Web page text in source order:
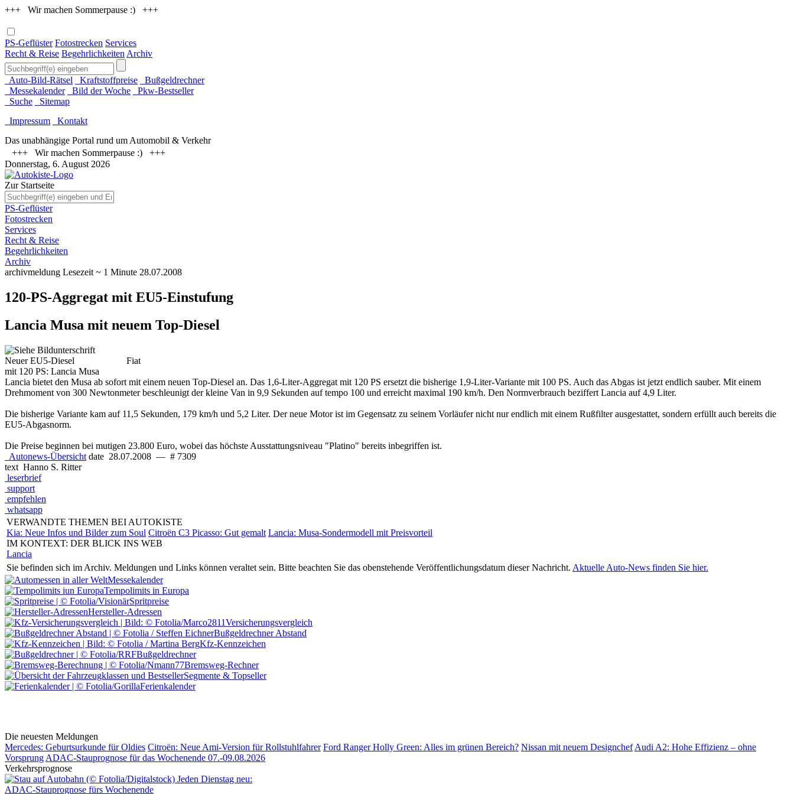
+++ Wir machen Sommerpause :) +++
PS-Geflüster Fotostrecken Services
Recht & Reise Begehrlichkeiten Archiv
Auto-Bild-Rätsel Kraftstoffpreise
Bußgeldrechner
Messekalender
Bild der Woche
Pkw-Bestseller
Suche
Sitemap
Impressum
Kontakt
Das unabhängige Portal rund um Automobil & Verkehr
+++ Wir machen Sommerpause :) +++
Donnerstag, 6. August 2026
Zur Startseite
PS-Geflüster
Fotostrecken
Services
Recht & Reise
Begehrlichkeiten
Archiv
archivmeldung Lesezeit ~ 1 Minute 28.07.2008
120-PS-Aggregat mit EU5-Einstufung
Lancia Musa mit neuem Top-Diesel
Neuer EU5-Diesel
Fiat
mit 120 PS: Lancia Musa
Lancia bietet den Musa ab sofort mit einem neuen Top-Diesel an. Das 1,6-Liter-Aggregat mit 120 PS ersetzt die bisherige 1,9-Liter-Variante mit 100 PS. Auch das Abgas ist jetzt endlich sauber. Mit einem
Drehmoment von 300 Newtonmeter beschleunigt der kleine Van in 9,9 Sekunden auf tempo 100 und erreicht maximal 190 km/h. Den Normverbrauch beziffert Lancia auf 4,9 Liter.
Die bisherige Variante kam auf 11,5 Sekunden, 179 km/h und 5,2 Liter. Der neue Motor ist im Gegensatz zu seinem Vorläufer nicht nur endlich mit einem Rußfilter ausgestattet, sondern erfüllt auch bereits die
EU5-Abgasnorm.
Die Preise beginnen bei mutigen 23.800 Euro, wobei das höchste Ausstattungsniveau "Platino" bereits inbegriffen ist.
Autonews-Übersicht date 28.07.2008 — # 7309
text Hanno S. Ritter
leserbrief
support
empfehlen
whatsapp
VERWANDTE THEMEN BEI AUTOKISTE
Kia: Neue Infos und Bilder zum Soul Citroën C3 Picasso: Gut gemalt Lancia: Musa-Sondermodell mit Preisvorteil
IM KONTEXT: DER BLICK INS WEB
Lancia
Sie befinden sich im Archiv. Meldungen und Links können veraltet sein. Bitte beachten Sie das obenstehende Veröffentlichungsdatum dieser Nachricht. Aktuelle Auto-News finden Sie hier.
Messekalender
Tempolimits in Europa
Spritpreise
Hersteller-Adressen
Versicherungsvergleich
Bußgeldrechner Abstand
Kfz-Kennzeichen
Bußgeldrechner
Bremsweg-Rechner
Segmente & Topseller
Ferienkalender
Die neuesten Meldungen
Mercedes: Geburtsurkunde für Oldies Citroën: Neue Ami-Version für Rollstuhlfahrer Ford Ranger Holly Green: Alles im grünen Bereich? Nissan mit neuem Designchef Audi A2: Hohe Effizienz – ohne
Vorsprung ADAC-Stauprognose für das Wochenende 07.-09.08.2026
Verkehrsprognose
Jeden Dienstag neu:
ADAC-Stauprognose fürs Wochenende